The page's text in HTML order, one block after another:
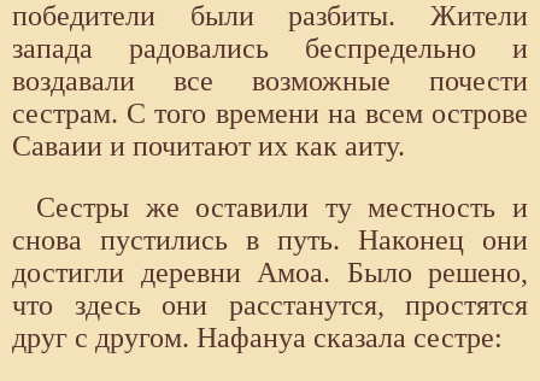
победители были разбиты. Жители
запада радовались беспредельно и
воздавали все возможные почести
сестрам. С того времени на всем острове
Саваии и почитают их как аиту.
Сестры же оставили ту местность и
снова пустились в путь. Наконец они
достигли деревни Амоа. Было решено,
что здесь они расстанутся, простятся
друг с другом. Нафануа сказала сестре: